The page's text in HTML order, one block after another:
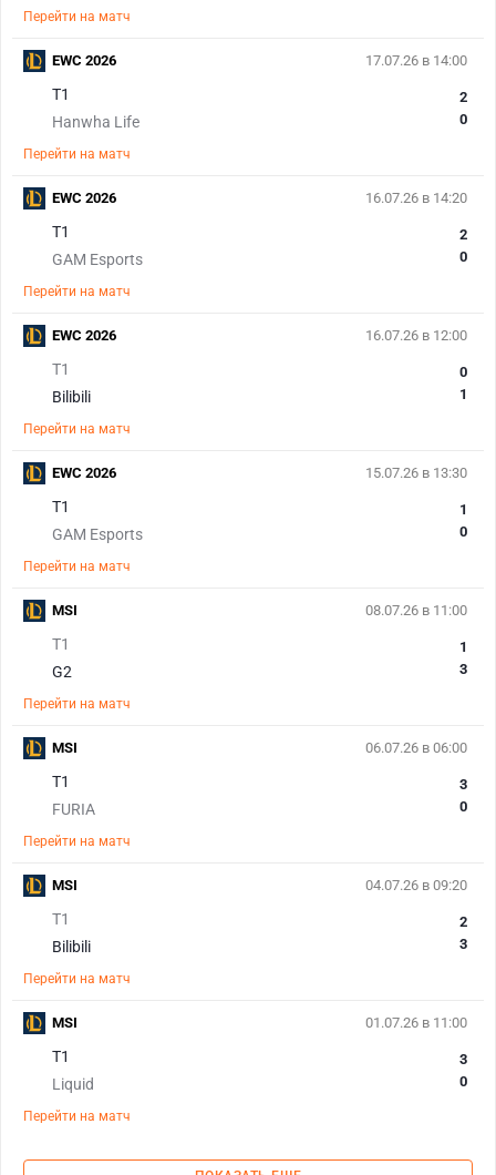
Перейти на матч
17.07.26 в 14:00
T1
Hanwha Life
2
0
Перейти на матч
EWC 2026
16.07.26 в 14:20
T1
GAM Esports
2
0
Перейти на матч
EWC 2026
16.07.26 в 12:00
T1
Bilibili
0
1
Перейти на матч
EWC 2026
15.07.26 в 13:30
T1
GAM Esports
1
0
Перейти на матч
EWC 2026
08.07.26 в 11:00
T1
G2
1
3
Перейти на матч
MSI
06.07.26 в 06:00
T1
FURIA
3
0
Перейти на матч
MSI
04.07.26 в 09:20
T1
Bilibili
2
3
Перейти на матч
MSI
01.07.26 в 11:00
T1
Liquid
3
0
Перейти на матч
MSI